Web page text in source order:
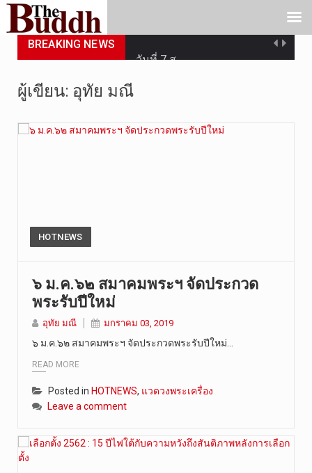
BREAKING NEWS
ผู้เขียน: อุทัย มณี
HOTNEWS
๖ ม.ค.๖๒ สมาคมพระฯ จัดประกวด
พระรับปีใหม่
อุทัย มณี มกราคม 03, 2019
๖ ม.ค.๖๒ สมาคมพระฯ จัดประกวดพระรับปีใหม่…
READ MORE
Posted in HOTNEWS, แวดวงพระเครื่อง
Leave a comment